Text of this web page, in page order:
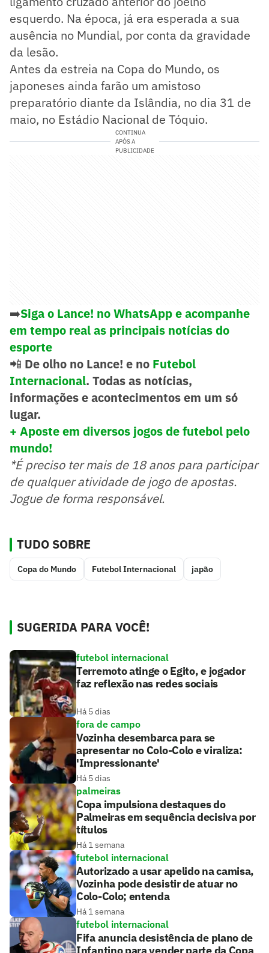
esquerdo. Na época, já era esperada a sua
ausência no Mundial, por conta da gravidade
da lesão.
Antes da estreia na Copa do Mundo, os
japoneses ainda farão um amistoso
preparatório diante da Islândia, no dia 31 de
maio, no Estádio Nacional de Tóquio.
CONTINUA
APÓS A
PUBLICIDADE
➡️Siga o Lance! no WhatsApp e acompanhe
em tempo real as principais notícias do
esporte
📲 De olho no Lance! e no Futebol
Internacional. Todas as notícias,
informações e acontecimentos em um só
lugar.
+ Aposte em diversos jogos de futebol pelo
mundo!
*É preciso ter mais de 18 anos para participar
de qualquer atividade de jogo de apostas.
Jogue de forma responsável.
TUDO SOBRE
Copa do Mundo Futebol Internacional japão
SUGERIDA PARA VOCÊ!
futebol internacional
Terremoto atinge o Egito, e jogador
faz reflexão nas redes sociais
Há 5 dias
fora de campo
Vozinha desembarca para se
apresentar no Colo-Colo e viraliza:
'Impressionante'
Há 5 dias
palmeiras
Copa impulsiona destaques do
Palmeiras em sequência decisiva por
títulos
Há 1 semana
futebol internacional
Autorizado a usar apelido na camisa,
Vozinha pode desistir de atuar no
Colo-Colo; entenda
Há 1 semana
futebol internacional
Fifa anuncia desistência de plano de